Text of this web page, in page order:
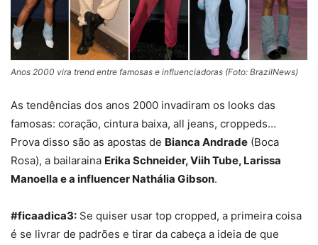
Anos 2000 vira trend entre famosas e influenciadoras (Foto: BrazilNews)
As tendências dos anos 2000 invadiram os looks das
famosas: coração, cintura baixa, all jeans, croppeds…
Prova disso são as apostas de Bianca Andrade (Boca
Rosa), a bailaraina Erika Schneider, Viih Tube, Larissa
Manoella e a influencer Nathália Gibson.
#ficaadica3: Se quiser usar top cropped, a primeira coisa
é se livrar de padrões e tirar da cabeça a ideia de que